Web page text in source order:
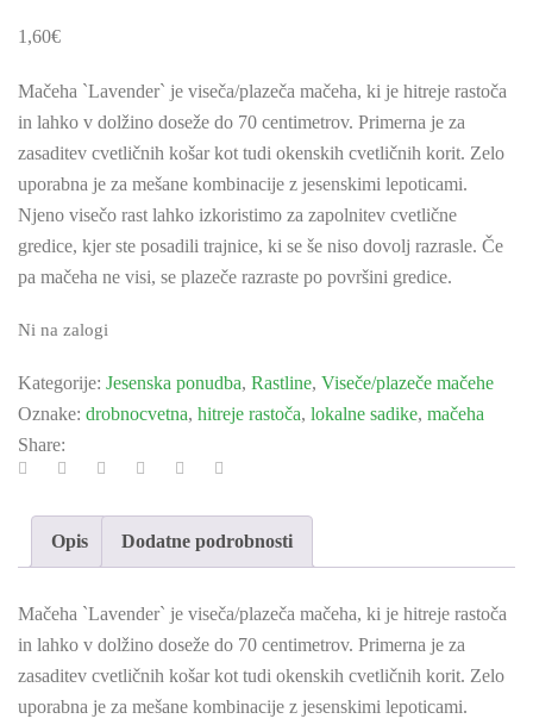
1,60€
Mačeha `Lavender` je viseča/plazeča mačeha, ki je hitreje rastoča
in lahko v dolžino doseže do 70 centimetrov. Primerna je za
zasaditev cvetličnih košar kot tudi okenskih cvetličnih korit. Zelo
uporabna je za mešane kombinacije z jesenskimi lepoticami.
Njeno visečo rast lahko izkoristimo za zapolnitev cvetlične
gredice, kjer ste posadili trajnice, ki se še niso dovolj razrasle. Če
pa mačeha ne visi, se plazeče razraste po površini gredice.
Ni na zalogi
Kategorije: Jesenska ponudba, Rastline, Viseče/plazeče mačehe
Oznake: drobnocvetna, hitreje rastoča, lokalne sadike, mačeha
Share:
Opis Dodatne podrobnosti
Mačeha `Lavender` je viseča/plazeča mačeha, ki je hitreje rastoča
in lahko v dolžino doseže do 70 centimetrov. Primerna je za
zasaditev cvetličnih košar kot tudi okenskih cvetličnih korit. Zelo
uporabna je za mešane kombinacije z jesenskimi lepoticami.